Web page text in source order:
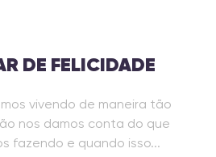
DE FELICIDADE
vivendo de maneira tão
nos damos conta do que
fazendo e quando isso...